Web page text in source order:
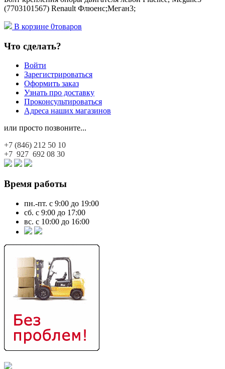
(7703101567) Renault Флюенс;Меган3;
В корзине 0товаров
Что сделать?
Войти
Зарегистрироваться
Оформить заказ
Узнать про доставку
Проконсультироваться
Адреса наших магазинов
или просто позвоните...
+7 (846) 212 50 10
+7 927 692 08 30
Время работы
пн.-пт. с 9:00 до 19:00
сб. с 9:00 до 17:00
вс. с 10:00 до 16:00